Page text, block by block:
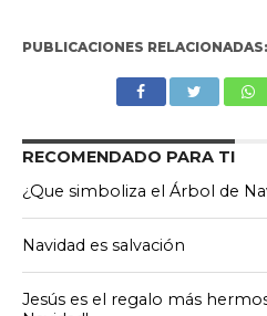
PUBLICACIONES RELACIONADAS:
RECOMENDADO PARA TI
¿Que simboliza el Árbol de
Navidad es salvación
Jesús es el regalo más